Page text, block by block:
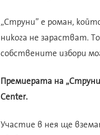
„Струни” е роман,
никога не зарастват.
собствените избори
Премиерата на
Center.
Участие в нея ще